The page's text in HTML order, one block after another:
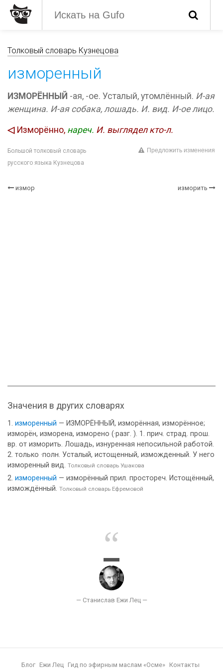
Толковый словарь Кузнецова
изморенный
ИЗМОРЁННЫЙ -ая, -ое. Усталый, утомлённый. И-ая
женщина. И-ая собака, лошадь. И. вид. И-ое лицо.
◁Изморённо, нареч. И. выглядел кто-л.
Большой толковый словарь
русского языка Кузнецова
Предложить изменения
измор изморить
Значения в других словарях
изморенный — ИЗМОРЁННЫЙ, изморённая, изморённое;
изморён, изморена, изморено (·разг. ). 1. прич. страд. прош.
вр. от изморить. Лошадь, изнуренная непосильной работой.
2. только ·полн. Усталый, истощенный, изможденный. У него
изморенный вид. Толковый словарь Ушакова
изморенный — изморённый прил. простореч. Истощённый,
измождённый. Толковый словарь Ефремовой
Блог Ежи Лец Гид по эфирным маслам «Осме» Контакты